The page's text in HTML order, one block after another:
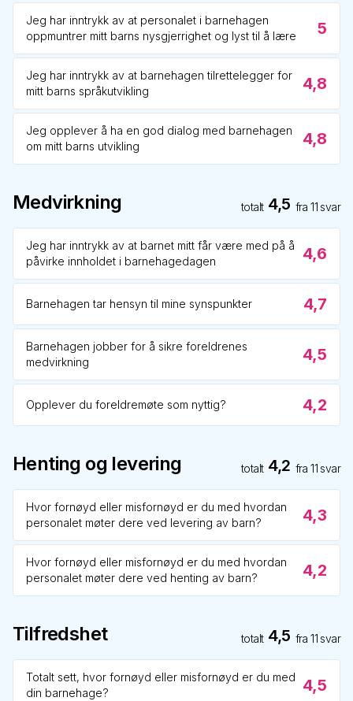
Jeg har inntrykk av at personalet i barnehagen
oppmuntrer mitt barns nysgjerrighet og lyst til å lære
5
Jeg har inntrykk av at barnehagen tilrettelegger for
mitt barns språkutvikling
4,8
Jeg opplever å ha en god dialog med barnehagen
om mitt barns utvikling
4,8
Medvirkning totalt 4,5 fra11 svar
Jeg har inntrykk av at barnet mitt får være med på å
påvirke innholdet i barnehagedagen
4,6
Barnehagen tar hensyn til mine synspunkter 4,7
Barnehagen jobber for å sikre foreldrenes
medvirkning
4,5
Opplever du foreldremøte som nyttig? 4,2
Henting og levering totalt 4,2 fra11 svar
Hvor fornøyd eller misfornøyd er du med hvordan
personalet møter dere ved levering av barn?
4,3
Hvor fornøyd eller misfornøyd er du med hvordan
personalet møter dere ved henting av barn?
4,2
Tilfredshet totalt 4,5 fra11 svar
Totalt sett, hvor fornøyd eller misfornøyd er du med
din barnehage?
4,5